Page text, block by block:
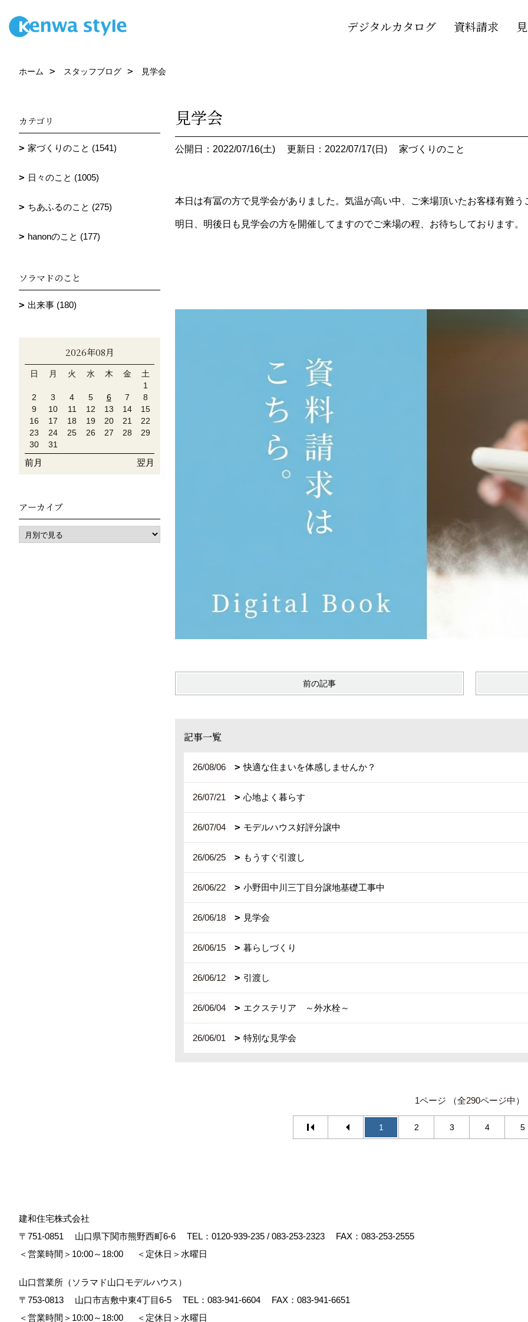
デジタルカタログ 資料請求
ホーム スタッフブログ 見学会
見学会
公開日：2022/07/16(土) 更新日：2022/07/17(日) 家づくりのこと
本日は有冨の方で見学会がありました。気温が高い中、ご来場頂いたお客様有難う
明日、明後日も見学会の方を開催してますのでご来場の程、お待ちしております。
前の記事
記事一覧
26/08/06 快適な住まいを体感しませんか？
26/07/21 心地よく暮らす
26/07/04 モデルハウス好評分譲中
26/06/25 もうすぐ引渡し
26/06/22 小野田中川三丁目分譲地基礎工事中
26/06/18 見学会
26/06/15 暮らしづくり
26/06/12 引渡し
26/06/04 エクステリア ～外水栓～
26/06/01 特別な見学会
1ページ （全290ページ中）
1 2 3 4 5
カテゴリ
家づくりのこと (1541)
日々のこと (1005)
ちあふるのこと (275)
hanonのこと (177)
ソラマドのこと
出来事 (180)
2026年08月
日 月 火 水 木 金
土
1
2
3 4 5 6 7
8
9
10 11 12 13 14
15
16
17 18 19 20 21
22
23
24 25 26 27 28
29
30
31
前月 翌月
アーカイブ
建和住宅株式会社
〒751-0851
山口県下関市熊野西町6-6 TEL： 0120-939-235 / 083-253-2323
FAX：083-253-2555
＜営業時間＞10:00～18:00
＜定休日＞水曜日
山口営業所（ソラマド山口モデルハウス）
〒753-0813
山口市吉敷中東4丁目6-5 TEL： 083-941-6604
FAX：083-941-6651
＜営業時間＞10:00～18:00
＜定休日＞水曜日